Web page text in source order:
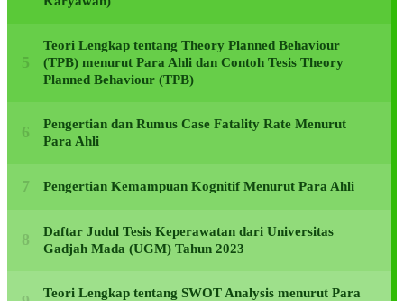
Teori Lengkap tentang Theory Planned Behaviour
(TPB) menurut Para Ahli dan Contoh Tesis Theory
Planned Behaviour (TPB)
Pengertian dan Rumus Case Fatality Rate Menurut
Para Ahli
Pengertian Kemampuan Kognitif Menurut Para Ahli
Daftar Judul Tesis Keperawatan dari Universitas
Gadjah Mada (UGM) Tahun 2023
Teori Lengkap tentang SWOT Analysis menurut Para